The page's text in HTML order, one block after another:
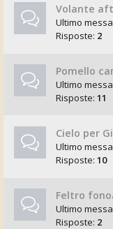
Volante
Ultimo
Risposte: 2
Pomello
Ultimo
Risposte: 11
Cielo per
Ultimo
Risposte: 10
Feltro
Ultimo
Risposte: 2